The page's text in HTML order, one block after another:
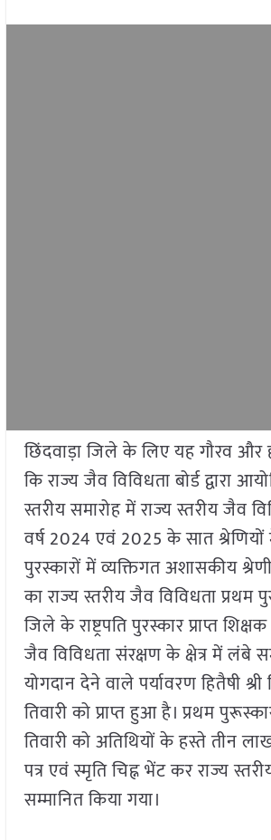
छिंदवाड़ा जिले के लिए यह गौरव और
कि राज्य जैव विविधता बोर्ड द्वारा
स्तरीय समारोह में राज्य स्तरीय जैव
वर्ष 2024 एवं 2025 के सात
पुरस्कारों में व्यक्तिगत अशासकीय
का राज्य स्तरीय जैव विविधता प्रथम
जिले के राष्ट्रपति पुरस्कार प्राप्त
जैव विविधता संरक्षण के क्षेत्र में लंबे
योगदान देने वाले पर्यावरण हितैषी
तिवारी को प्राप्त हुआ है। प्रथम पुरूस्कार
तिवारी को अतिथियों के हस्ते तीन
पत्र एवं स्मृति चिह्न भेंट कर राज्य
सम्मानित किया गया।